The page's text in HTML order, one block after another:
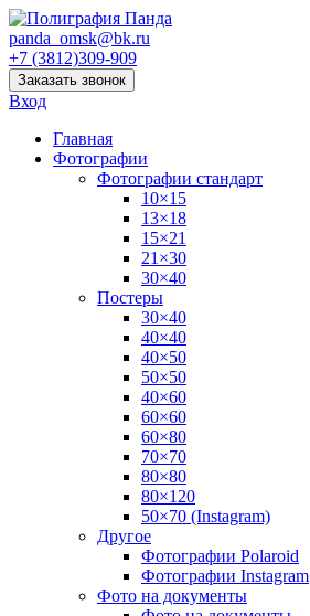
panda_omsk@bk.ru
+7 (3812)309-909
Заказать звонок
Вход
Главная
Фотографии
Фотографии стандарт
10×15
13×18
15×21
21×30
30×40
Постеры
30×40
40×40
40×50
50×50
40×60
60×60
60×80
70×70
80×80
80×120
50×70 (Instagram)
Другое
Фотографии Polaroid
Фотографии Instagram
Фото на документы